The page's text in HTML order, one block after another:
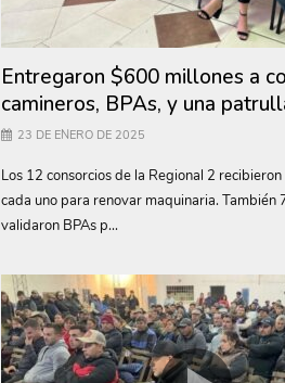
Entregaron $600 millones a
camineros, BPAs, y una
23 DE ENERO DE 2025
Los 12 consorcios de la Regional 2
cada uno para renovar maquinaria. También
validaron BPAs p...